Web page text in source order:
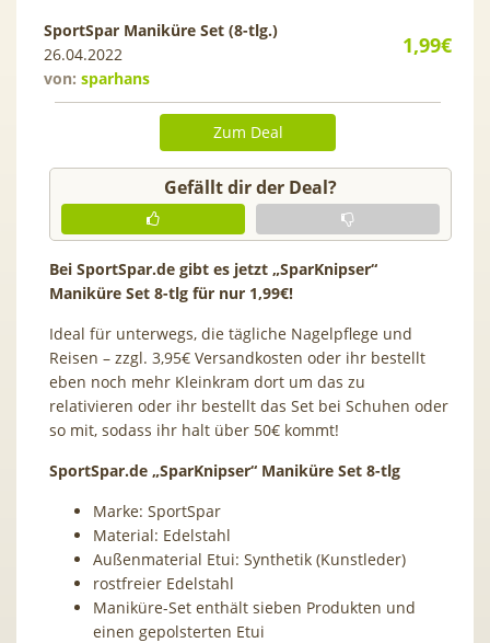
1,99€
SportSpar Maniküre Set (8-tlg.)
26.04.2022
von: sparhans
Zum Deal
Gefällt dir der Deal?
Bei SportSpar.de gibt es jetzt „SparKnipser“
Maniküre Set 8-tlg für nur 1,99€!
Ideal für unterwegs, die tägliche Nagelpflege und
Reisen – zzgl. 3,95€ Versandkosten oder ihr bestellt
eben noch mehr Kleinkram dort um das zu
relativieren oder ihr bestellt das Set bei Schuhen oder
so mit, sodass ihr halt über 50€ kommt!
SportSpar.de „SparKnipser“ Maniküre Set 8-tlg
Marke: SportSpar
Material: Edelstahl
Außenmaterial Etui: Synthetik (Kunstleder)
rostfreier Edelstahl
Maniküre-Set enthält sieben Produkten und
einen gepolsterten Etui